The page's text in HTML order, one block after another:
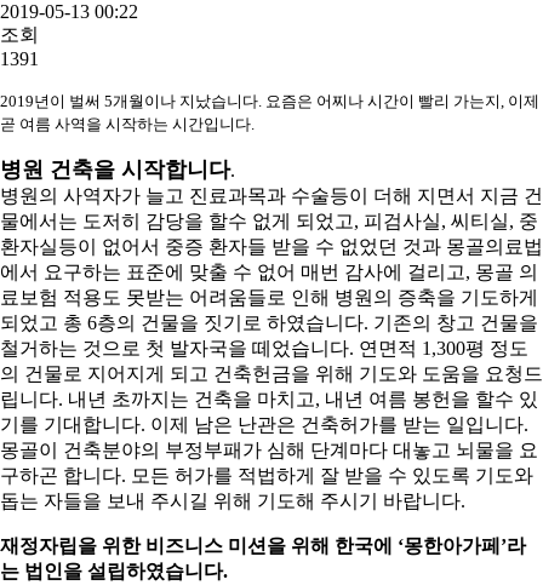
2019-05-13 00:22
조회
1391
2019년이 벌써 5개월이나 지났습니다. 요즘은 어찌나 시간이 빨리 가는지, 이제
곧 여름 사역을 시작하는 시간입니다.
병원 건축을 시작합니다.
병원의 사역자가 늘고 진료과목과 수술등이 더해 지면서 지금 건
물에서는 도저히 감당을 할수 없게 되었고, 피검사실, 씨티실, 중
환자실등이 없어서 중증 환자들 받을 수 없었던 것과 몽골의료법
에서 요구하는 표준에 맞출 수 없어 매번 감사에 걸리고, 몽골 의
료보험 적용도 못받는 어려움들로 인해 병원의 증축을 기도하게
되었고 총 6층의 건물을 짓기로 하였습니다. 기존의 창고 건물을
철거하는 것으로 첫 발자국을 떼었습니다. 연면적 1,300평 정도
의 건물로 지어지게 되고 건축헌금을 위해 기도와 도움을 요청드
립니다. 내년 초까지는 건축을 마치고, 내년 여름 봉헌을 할수 있
기를 기대합니다. 이제 남은 난관은 건축허가를 받는 일입니다.
몽골이 건축분야의 부정부패가 심해 단계마다 대놓고 뇌물을 요
구하곤 합니다. 모든 허가를 적법하게 잘 받을 수 있도록 기도와
돕는 자들을 보내 주시길 위해 기도해 주시기 바랍니다.
재정자립을 위한 비즈니스 미션을 위해 한국에 ‘몽한아가페’라
는 법인을 설립하였습니다.